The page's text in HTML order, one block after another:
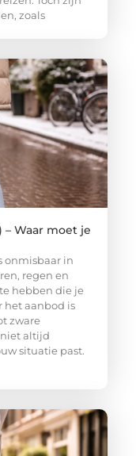
zoals
Waar moet je
onmisbaar in
regen en
hebben die je
het aanbod is
zware
altijd
situatie past.